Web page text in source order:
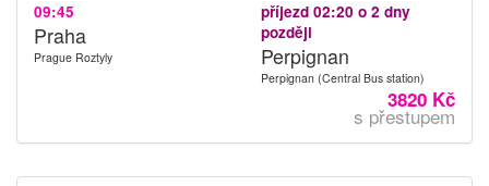
09:45
Praha
Prague Roztyly
příjezd 02:20 o 2 dny
později
Perpignan
Perpignan (Central Bus station)
3820 Kč
s přestupem